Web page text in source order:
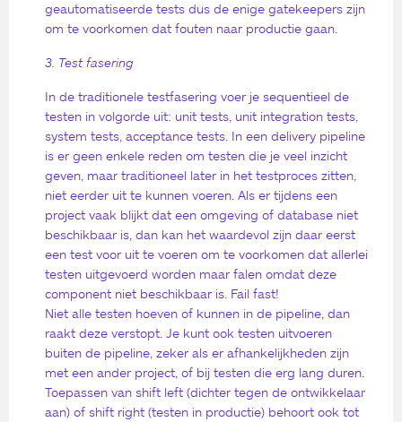
geautomatiseerde tests dus de enige gatekeepers zijn
om te voorkomen dat fouten naar productie gaan.
3. Test fasering
In de traditionele testfasering voer je sequentieel de
testen in volgorde uit: unit tests, unit integration tests,
system tests, acceptance tests. In een delivery pipeline
is er geen enkele reden om testen die je veel inzicht
geven, maar traditioneel later in het testproces zitten,
niet eerder uit te kunnen voeren. Als er tijdens een
project vaak blijkt dat een omgeving of database niet
beschikbaar is, dan kan het waardevol zijn daar eerst
een test voor uit te voeren om te voorkomen dat allerlei
testen uitgevoerd worden maar falen omdat deze
component niet beschikbaar is. Fail fast!
Niet alle testen hoeven of kunnen in de pipeline, dan
raakt deze verstopt. Je kunt ook testen uitvoeren
buiten de pipeline, zeker als er afhankelijkheden zijn
met een ander project, of bij testen die erg lang duren.
Toepassen van shift left (dichter tegen de ontwikkelaar
aan) of shift right (testen in productie) behoort ook tot